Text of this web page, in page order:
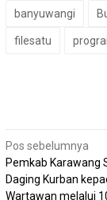
banyuwangi
filesatu
Navigasi
pos
Pos sebelumnya
Pemkab Karawang
Daging Kurban
Wartawan melalui